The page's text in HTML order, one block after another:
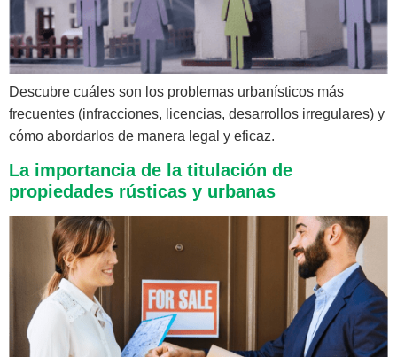
Descubre cuáles son los problemas urbanísticos más
frecuentes (infracciones, licencias, desarrollos irregulares) y
cómo abordarlos de manera legal y eficaz.
La importancia de la titulación de
propiedades rústicas y urbanas